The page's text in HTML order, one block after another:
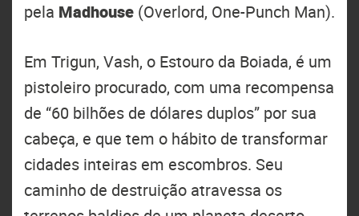
pela Madhouse (Overlord, One-Punch Man).
Em Trigun, Vash, o Estouro da Boiada, é um
pistoleiro procurado, com uma recompensa
de “60 bilhões de dólares duplos” por sua
cabeça, e que tem o hábito de transformar
cidades inteiras em escombros. Seu
caminho de destruição atravessa os